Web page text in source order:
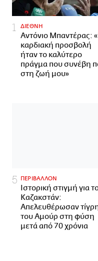
ΔΙΕΘΝΗ
Αντόνιο Μπαντέρας:
καρδιακή προσβολή
ήταν το καλύτερο
πράγμα που συνέβη
στη ζωή μου»
ΠΕΡΙΒΑΛΛΟΝ
Ιστορική στιγμή για
Καζακστάν:
Απελευθέρωσαν
του Αμούρ στη φύση
μετά από 70 χρόνια